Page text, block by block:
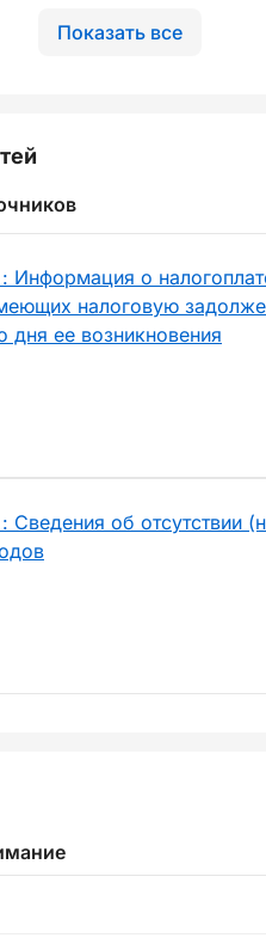
Показать все
Информация о
налоговую
дня ее возникновения
об отсутствии